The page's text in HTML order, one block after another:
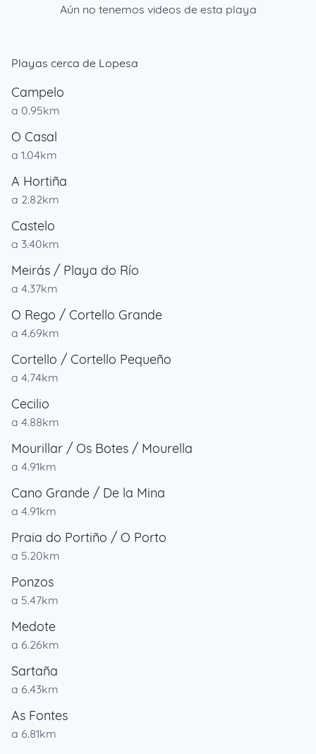
Aún no tenemos videos de esta playa
Playas cerca de Lopesa
Campelo
a 0.95km
O Casal
a 1.04km
A Hortiña
a 2.82km
Castelo
a 3.40km
Meirás / Playa do Río
a 4.37km
O Rego / Cortello Grande
a 4.69km
Cortello / Cortello Pequeño
a 4.74km
Cecilio
a 4.88km
Mourillar / Os Botes / Mourella
a 4.91km
Cano Grande / De la Mina
a 4.91km
Praia do Portiño / O Porto
a 5.20km
Ponzos
a 5.47km
Medote
a 6.26km
Sartaña
a 6.43km
As Fontes
a 6.81km